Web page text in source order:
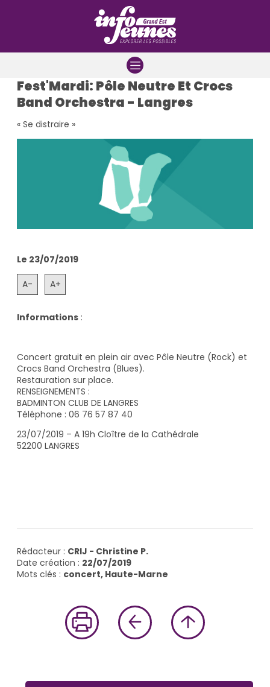
Fest'Mardi: Pôle Neutre Et Crocs
Band Orchestra - Langres
« Se distraire »
Le 23/07/2019
A- A+
Informations :
Concert gratuit en plein air avec Pôle Neutre (Rock) et
Crocs Band Orchestra (Blues).
Restauration sur place.
RENSEIGNEMENTS :
BADMINTON CLUB DE LANGRES
Téléphone : 06 76 57 87 40
23/07/2019 – A 19h Cloître de la Cathédrale
52200 LANGRES
Rédacteur : CRIJ - Christine P.
Date création : 22/07/2019
Mots clés : concert, Haute-Marne